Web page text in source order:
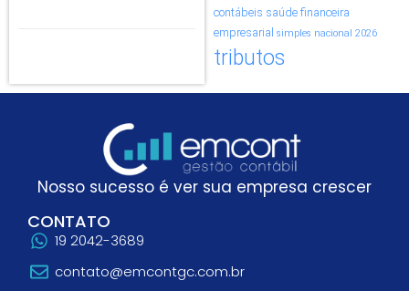
contábeis saúde financeira
empresarial simples nacional 2026
tributos
Nosso sucesso é ver sua empresa crescer
CONTATO
19 2042-3689
contato@emcontgc.com.br